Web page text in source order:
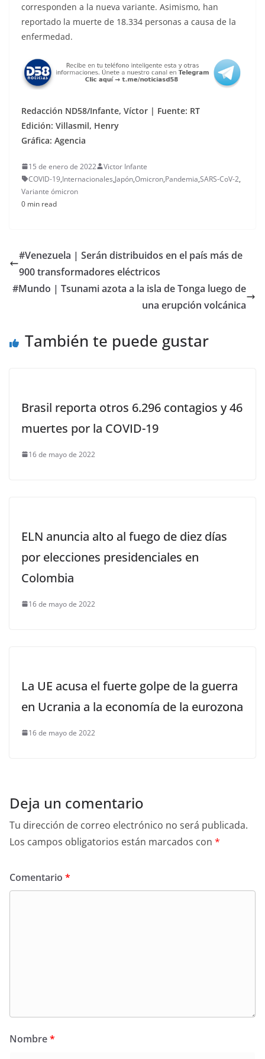
corresponden a la nueva variante. Asimismo, han
reportado la muerte de 18.334 personas a causa de la
enfermedad.
Redacción ND58/Infante, Víctor | Fuente: RT
Edición: Villasmil, Henry
Gráfica: Agencia
15 de enero de 2022
Victor Infante
COVID-19,Internacionales,Japón,Omicron,Pandemia,SARS-CoV-2,
Variante ómicron
0 min read
#Venezuela | Serán distribuidos en el país más de
900 transformadores eléctricos
#Mundo | Tsunami azota a la isla de Tonga luego de
una erupción volcánica
También te puede gustar
Brasil reporta otros 6.296 contagios y 46
muertes por la COVID-19
16 de mayo de 2022
ELN anuncia alto al fuego de diez días
por elecciones presidenciales en
Colombia
16 de mayo de 2022
La UE acusa el fuerte golpe de la guerra
en Ucrania a la economía de la eurozona
16 de mayo de 2022
Deja un comentario
Tu dirección de correo electrónico no será publicada.
Los campos obligatorios están marcados con *
Comentario *
Nombre*